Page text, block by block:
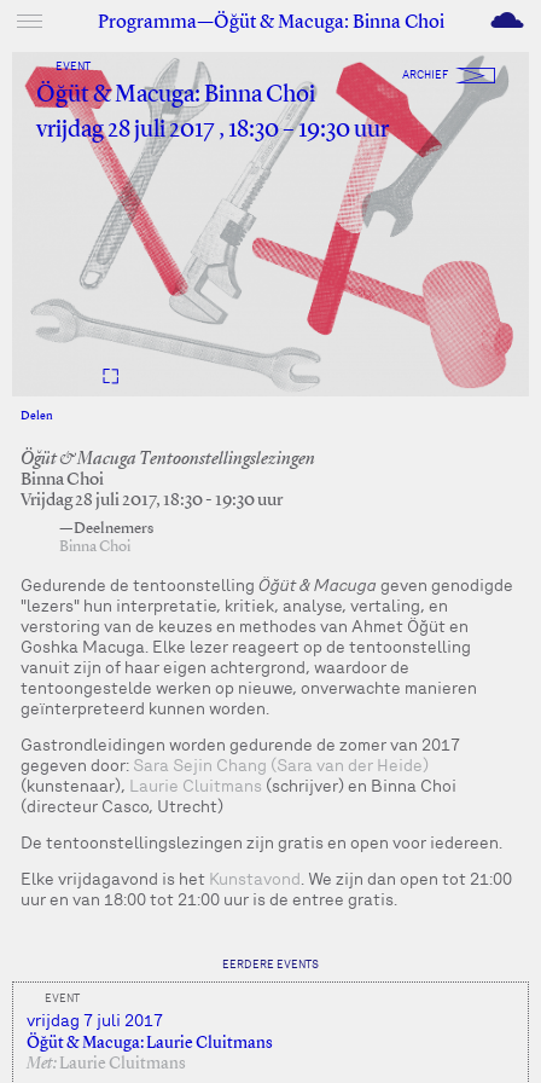
Programma—Öğüt & Macuga: Binna Choi M
EVENT
ARCHIEF
Öğüt & Macuga: Binna Choi
vrijdag 28 juli 2017 , 18:30 – 19:30 uur
Delen
Öğüt & Macuga Tentoonstellingslezingen
Binna Choi
Vrijdag 28 juli 2017, 18:30 - 19:30 uur
—Deelnemers
Binna Choi
Gedurende de tentoonstelling Öğüt & Macuga geven genodigde
"lezers" hun interpretatie, kritiek, analyse, vertaling, en
verstoring van de keuzes en methodes van Ahmet Öğüt en
Goshka Macuga. Elke lezer reageert op de tentoonstelling
vanuit zijn of haar eigen achtergrond, waardoor de
tentoongestelde werken op nieuwe, onverwachte manieren
geïnterpreteerd kunnen worden.
Gastrondleidingen worden gedurende de zomer van 2017
gegeven door: Sara Sejin Chang (Sara van der Heide)
(kunstenaar), Laurie Cluitmans (schrijver) en Binna Choi
(directeur Casco, Utrecht)
De tentoonstellingslezingen zijn gratis en open voor iedereen.
Elke vrijdagavond is het Kunstavond. We zijn dan open tot 21:00
uur en van 18:00 tot 21:00 uur is de entree gratis.
EERDERE EVENTS
EVENT
vrijdag 7 juli 2017
Öğüt & Macuga: Laurie Cluitmans
Met: Laurie Cluitmans